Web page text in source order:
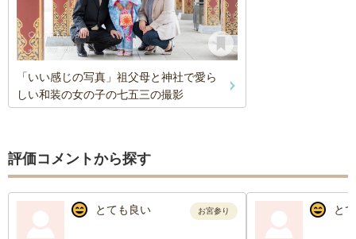
「いい感じの写真」祖父母と神社で愛ら
しい和装の女の子の七五三の撮影
評価コメントから探す
とても良い お宮参り と